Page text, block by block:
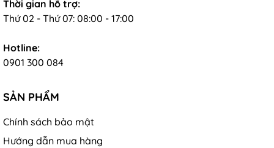
Thời gian hỗ trợ:
Thứ 02 - Thứ 07: 08:00 - 17:00
Hotline:
0901 300 084
SẢN PHẨM
Chính sách bảo mật
Hướng dẫn mua hàng